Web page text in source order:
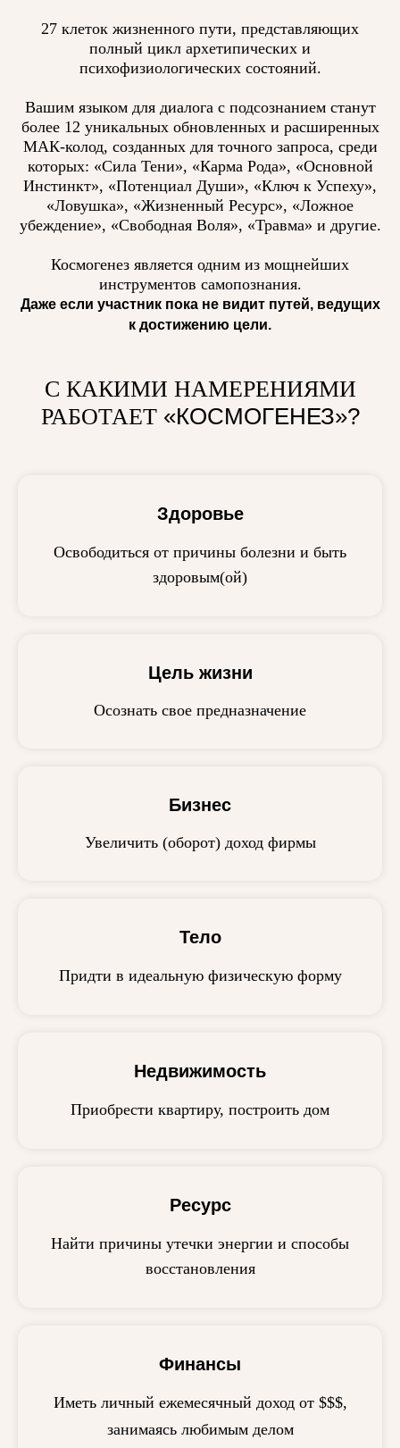
27 клеток жизненного пути, представляющих
полный цикл архетипических и
психофизиологических состояний.
Вашим языком для диалога с подсознанием станут
более 12 уникальных обновленных и расширенных
МАК-колод, созданных для точного запроса, среди
которых: «Сила Тени», «Карма Рода», «Основной
Инстинкт», «Потенциал Души», «Ключ к Успеху»,
«Ловушка», «Жизненный Ресурс», «Ложное
убеждение», «Свободная Воля», «Травма» и другие.
Космогенез является одним из мощнейших
инструментов самопознания.
Даже если участник пока не видит путей, ведущих
к достижению цели.
С КАКИМИ НАМЕРЕНИЯМИ
РАБОТАЕТ «КОСМОГЕНЕЗ»?
Здоровье
Освободиться от причины болезни и быть
здоровым(ой)
Цель жизни
Осознать свое предназначение
Бизнес
Увеличить (оборот) доход фирмы
Тело
Придти в идеальную физическую форму
Недвижимость
Приобрести квартиру, построить дом
Ресурс
Найти причины утечки энергии и способы
восстановления
Финансы
Иметь личный ежемесячный доход от $$$,
занимаясь любимым делом